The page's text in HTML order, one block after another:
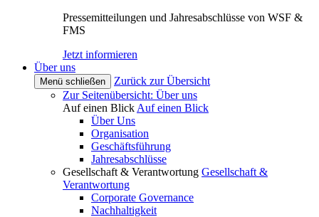
Pressemitteilungen und Jahresabschlüsse von WSF &
FMS
Jetzt informieren
Über uns
Menü schließen
Zurück zur Übersicht
Zur Seitenübersicht: Über uns
Auf einen Blick Auf einen Blick
Über Uns
Organisation
Geschäftsführung
Jahresabschlüsse
Gesellschaft & Verantwortung Gesellschaft &
Verantwortung
Corporate Governance
Nachhaltigkeit